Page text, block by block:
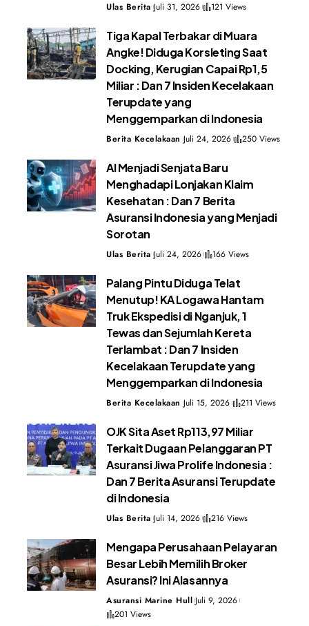
Ulas Berita Juli 31, 2026 121 Views
Tiga Kapal Terbakar di Muara
Angke! Diduga Korsleting Saat
Docking, Kerugian Capai Rp1,5
Miliar : Dan 7 Insiden Kecelakaan
Terupdate yang
Menggemparkan di Indonesia
Berita Kecelakaan Juli 24, 2026 250 Views
AI Menjadi Senjata Baru
Menghadapi Lonjakan Klaim
Kesehatan : Dan 7 Berita
Asuransi Indonesia yang Menjadi
Sorotan
Ulas Berita Juli 24, 2026 166 Views
Palang Pintu Diduga Telat
Menutup! KA Logawa Hantam
Truk Ekspedisi di Nganjuk, 1
Tewas dan Sejumlah Kereta
Terlambat : Dan 7 Insiden
Kecelakaan Terupdate yang
Menggemparkan di Indonesia
Berita Kecelakaan Juli 15, 2026 211 Views
OJK Sita Aset Rp113,97 Miliar
Terkait Dugaan Pelanggaran PT
Asuransi Jiwa Prolife Indonesia :
Dan 7 Berita Asuransi Terupdate
di Indonesia
Ulas Berita Juli 14, 2026 216 Views
Mengapa Perusahaan Pelayaran
Besar Lebih Memilih Broker
Asuransi? Ini Alasannya
Asuransi Marine Hull Juli 9, 2026
201 Views